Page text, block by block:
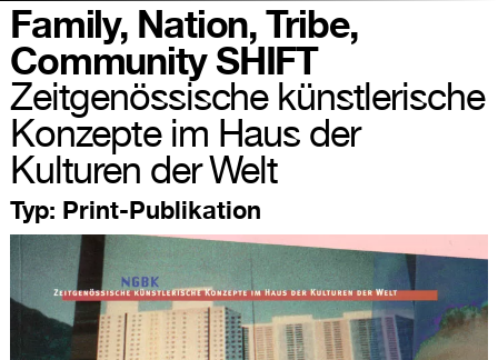
Family, Nation, Tribe,
Community SHIFT
Zeitgenössische künstlerische
Konzepte im Haus der
Kulturen der Welt
Typ: Print-Publikation